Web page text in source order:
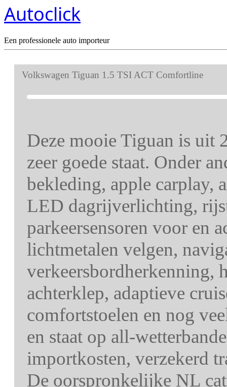
Autoclick
Een professionele auto importeur
Volkswagen Tiguan 1.5 TSI ACT Comfortline
Deze mooie Tiguan is uit
zeer goede staat. Onder
bekleding, apple carplay,
LED dagrijverlichting,
parkeersensoren voor en
lichtmetalen velgen,
verkeersbordherkenning,
achterklep, adaptieve
comfortstoelen en nog
en staat op all-
importkosten, verzekerd
De oorspronkelijke NL